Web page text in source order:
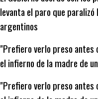
levanta el paro que
argentinos
"Prefiero verlo preso antes
el infierno de la madre de
"Prefiero verlo preso antes